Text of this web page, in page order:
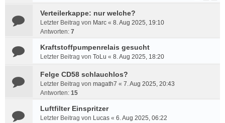
Verteilerkappe: nur welche?
Letzter Beitrag von Marc « 8. Aug 2025, 19:10
Antworten: 7
Kraftstoffpumpenrelais gesucht
Letzter Beitrag von ToLu « 8. Aug 2025, 18:20
Felge CD58 schlauchlos?
Letzter Beitrag von magath7 « 7. Aug 2025, 20:43
Antworten: 15
Luftfilter Einspritzer
Letzter Beitrag von Lucas « 6. Aug 2025, 06:22